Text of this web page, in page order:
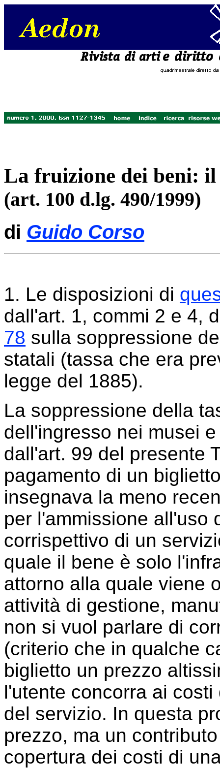
La fruizione dei beni:
(art. 100 d.lg. 490/1999)
di Guido Corso
1. Le disposizioni di
dall'art. 1, commi 2 e 4,
78 sulla soppressione
statali (tassa che era
legge del 1885).
La soppressione della
dell'ingresso nei musei
dall'art. 99 del presente
pagamento di un
insegnava la meno
per l'ammissione all'uso
corrispettivo di un
quale il bene è solo
attorno alla quale viene
attività di gestione,
non si vuol parlare di
(criterio che in qualche
biglietto un prezzo
l'utente concorra ai
del servizio. In questa
prezzo, ma un
copertura dei costi di